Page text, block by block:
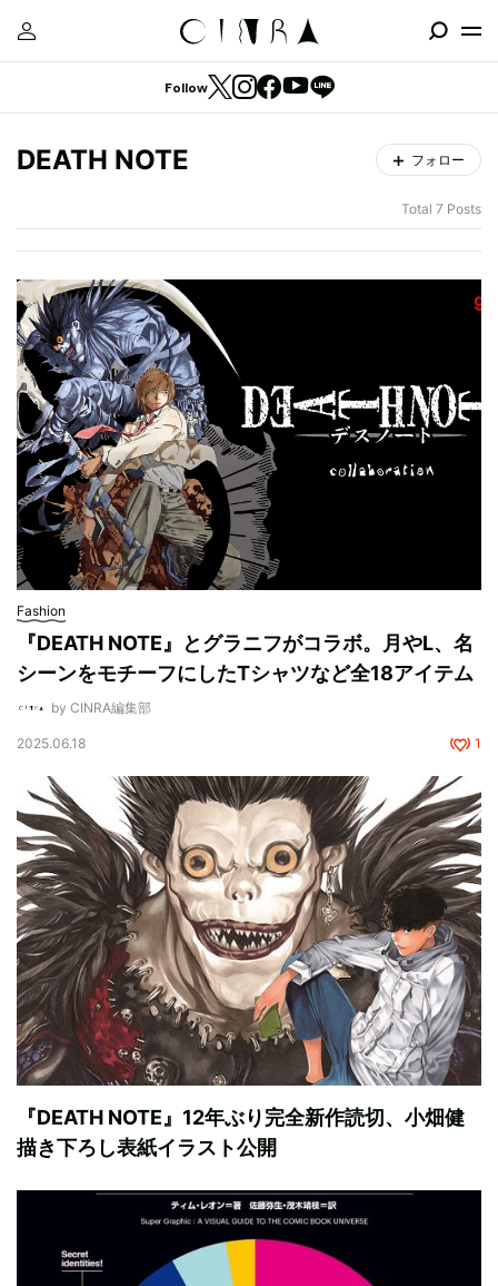
Follow
DEATH NOTE フォロー
Total 7 Posts
Fashion
『DEATH NOTE』とグラニフがコラボ。月やL、名
シーンをモチーフにしたTシャツなど全18アイテム
by CINRA編集部
2025.06.18 1
『DEATH NOTE』12年ぶり完全新作読切、小畑健
描き下ろし表紙イラスト公開